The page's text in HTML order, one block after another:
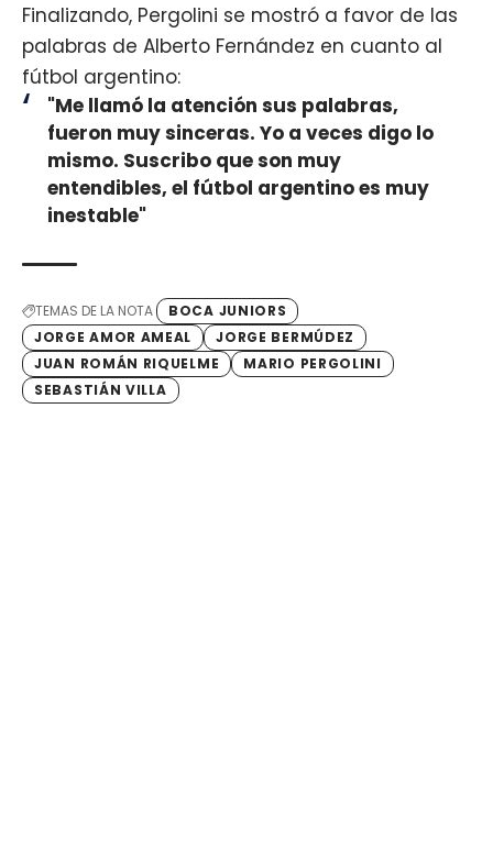
Finalizando, Pergolini se mostró a favor de las
palabras de Alberto Fernández en cuanto al
fútbol argentino:
"Me llamó la atención sus palabras,
fueron muy sinceras. Yo a veces digo lo
mismo. Suscribo que son muy
entendibles, el fútbol argentino es muy
inestable"
TEMAS DE LA NOTA
BOCA JUNIORS
JORGE AMOR AMEAL
JORGE BERMÚDEZ
JUAN ROMÁN RIQUELME
MARIO PERGOLINI
SEBASTIÁN VILLA